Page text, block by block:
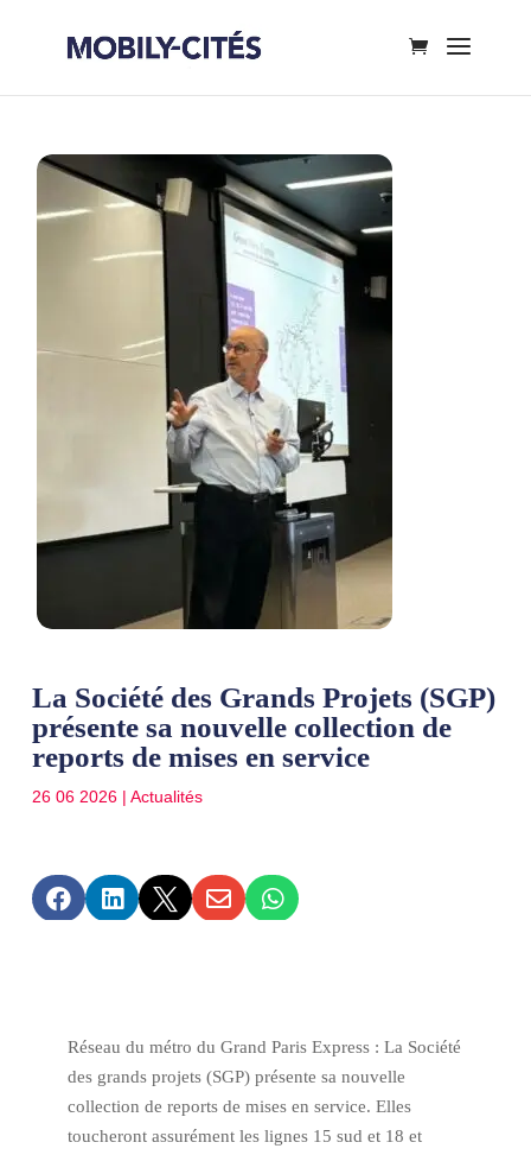
La Société des Grands Projets (SGP)
présente sa nouvelle collection de
reports de mises en service
26 06 2026| Actualités
    
Réseau du métro du Grand Paris Express : La Société
des grands projets (SGP) présente sa nouvelle
collection de reports de mises en service. Elles
toucheront assurément les lignes 15 sud et 18 et